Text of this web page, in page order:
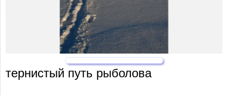
тернистый путь рыболова